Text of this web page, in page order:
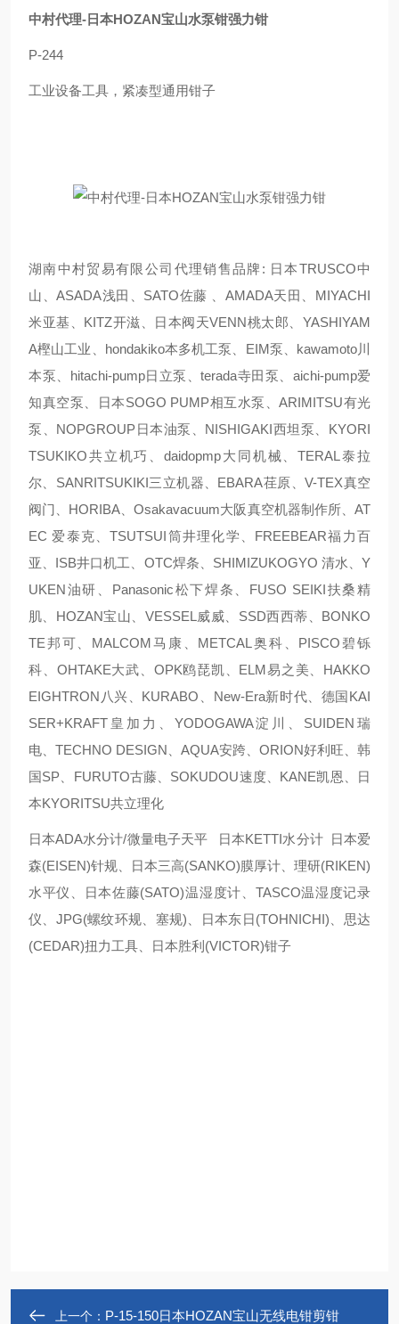
中村代理-日本HOZAN宝山水泵钳强力钳
P-244
工业设备工具，紧凑型通用钳子
湖南中村贸易有限公司代理销售品牌: 日本TRUSCO中
山、ASADA浅田、SATO佐藤 、AMADA天田、MIYACHI
米亚基、KITZ开滋、日本阀天VENN桃太郎、YASHIYAM
A樫山工业、hondakiko本多机工泵、EIM泵、kawamoto川
本泵、hitachi-pump日立泵、terada寺田泵、aichi-pump爱
知真空泵、日本SOGO PUMP相互水泵、ARIMITSU有光
泵、NOPGROUP日本油泵、NISHIGAKI西坦泵、KYORI
TSUKIKO共立机巧、daidopmp大同机械、TERAL泰拉
尔、SANRITSUKIKI三立机器、EBARA荏原、V-TEX真空
阀门、HORIBA、Osakavacuum大阪真空机器制作所、AT
EC 爱泰克、TSUTSUI筒井理化学、FREEBEAR福力百
亚、ISB井口机工、OTC焊条、SHIMIZUKOGYO 清水、Y
UKEN油研、Panasonic松下焊条、FUSO SEIKI扶桑精
肌、HOZAN宝山、VESSEL威威、SSD西西蒂、BONKO
TE邦可、MALCOM马康、METCAL奥科、PISCO碧铄
科、OHTAKE大武、OPK鸥琵凯、ELM易之美、HAKKO
EIGHTRON八兴、KURABO、New-Era新时代、德国KAI
SER+KRAFT皇加力、YODOGAWA淀川、SUIDEN瑞
电、TECHNO DESIGN、AQUA安跨、ORION好利旺、韩
国SP、FURUTO古藤、SOKUDOU速度、KANE凯恩、日
本KYORITSU共立理化
日本ADA水分计/微量电子天平 日本KETTI水分计 日本爱
森(EISEN)针规、日本三高(SANKO)膜厚计、理研(RIKEN)
水平仪、日本佐藤(SATO)温湿度计、TASCO温湿度记录
仪、JPG(螺纹环规、塞规)、日本东日(TOHNICHI)、思达
(CEDAR)扭力工具、日本胜利(VICTOR)钳子
上一个： P-15-150日本HOZAN宝山无线电钳剪钳